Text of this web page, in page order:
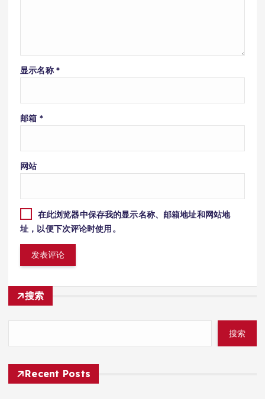
显示名称 *
邮箱 *
网站
在此浏览器中保存我的显示名称、邮箱地址和网站地
址，以便下次评论时使用。
搜索
搜索
Recent Posts